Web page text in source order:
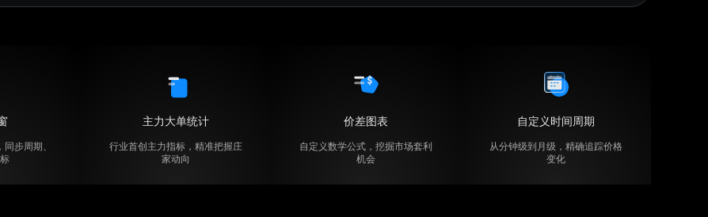
步周期、
主力大单统计
行业首创主力指标，精准把握庄
家动向
价差图表
自定义数学公式，挖掘市场套利
机会
自定义时间周期
从分钟级到月级，精确追踪价格
变化